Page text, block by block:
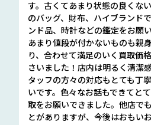
す。古くてあまり状態の良くな
のバッグ、財布、ハイブランド
ンド品、時計などの鑑定をお願
あまり値段が付かないものも親
り、合わせて満足のいく買取価
さいました！店内は明るく清潔
タッフの方々の対応もとても丁
いです。色々なお話もできてと
取をお願いできました。他店で
とがありますが、今後はおもい